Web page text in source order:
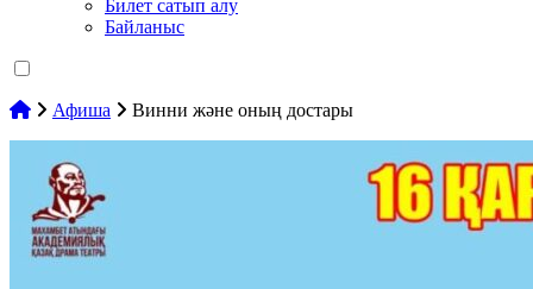
Билет сатып алу
Байланыс
Афиша Винни және оның достары